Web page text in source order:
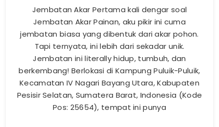
Jembatan Akar Pertama kali dengar soal
Jembatan Akar Painan, aku pikir ini cuma
jembatan biasa yang dibentuk dari akar pohon.
Tapi ternyata, ini lebih dari sekadar unik.
Jembatan ini literally hidup, tumbuh, dan
berkembang! Berlokasi di Kampung Puluik-Puluik,
Kecamatan IV Nagari Bayang Utara, Kabupaten
Pesisir Selatan, Sumatera Barat, Indonesia (Kode
Pos: 25654), tempat ini punya